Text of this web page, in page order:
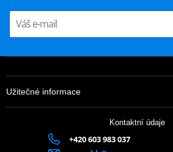
Užitečné informace
Kontaktní údaje
+420 603 983 037